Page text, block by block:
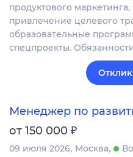
продуктового
привлечение целевого
образовательные
спецпроекты.
Менеджер по
от 150 000 ₽
09 июля 2026 Москва